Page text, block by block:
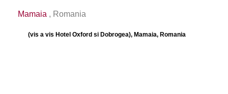
Mamaia , Romania
(vis a vis Hotel Oxford si Dobrogea), Mamaia, Romania